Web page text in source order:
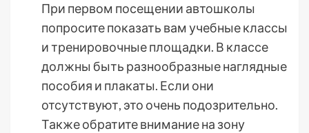
При первом посещении автошколы
попросите показать вам учебные классы
и тренировочные площадки. В классе
должны быть разнообразные наглядные
пособия и плакаты. Если они
отсутствуют, это очень подозрительно.
Также обратите внимание на зону